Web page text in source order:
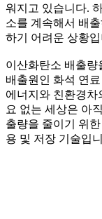
워지고 있습니다.
소를 계속해서 배
하기 어려운 상황
이산화탄소 배출량
배출원인 화석 연
에너지와 친환경차
요 없는 세상은 아
출량을 줄이기 위
용 및 저장 기술입